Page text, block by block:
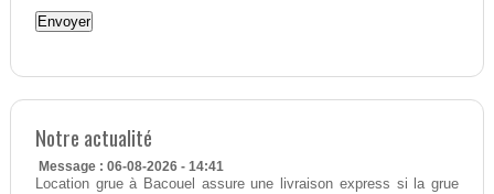
Notre actualité
Message : 06-08-2026 - 14:41
Location grue à Bacouel assure une livraison express si la grue